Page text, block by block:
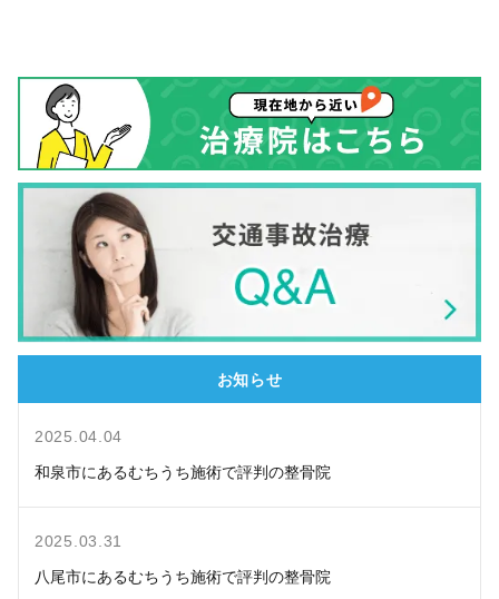
お知らせ
2025.04.04
和泉市にあるむちうち施術で評判の整骨院
2025.03.31
八尾市にあるむちうち施術で評判の整骨院